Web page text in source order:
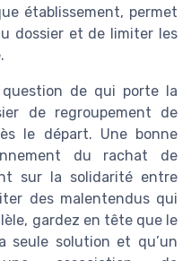
établissement, permet
dossier et de limiter les
de qui porte la
de regroupement de
le départ. Une bonne
du rachat de
sur la solidarité entre
des malentendus qui
gardez en tête que le
seule solution et qu’un